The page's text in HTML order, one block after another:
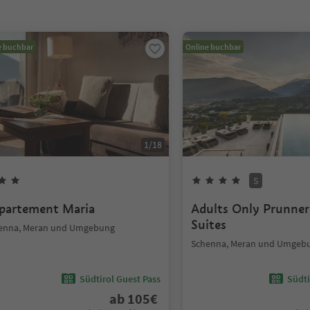
buchbar
1/18
Maria
Meran und Umgebung
Südtirol Guest Pass
ab 105€
Online buchbar
S
Adults Only
Suites
Schenna, Meran und